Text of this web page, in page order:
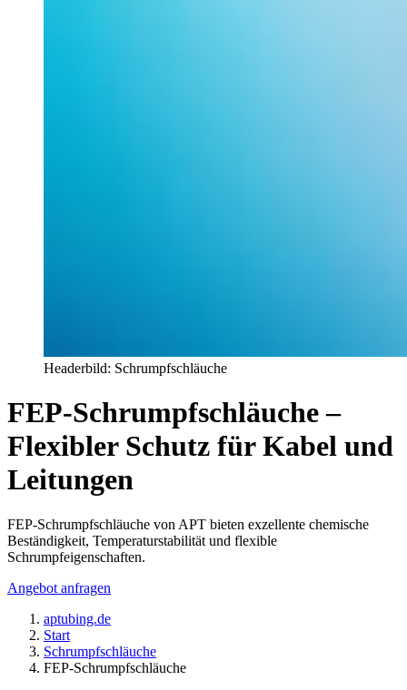
Headerbild: Schrumpfschläuche
FEP-Schrumpfschläuche –
Flexibler Schutz für Kabel und
Leitungen
FEP-Schrumpfschläuche von APT bieten exzellente chemische
Beständigkeit, Temperaturstabilität und flexible
Schrumpfeigenschaften.
Angebot anfragen
aptubing.de
Start
Schrumpfschläuche
FEP-Schrumpfschläuche